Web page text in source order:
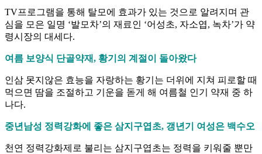
TV프로그램을 통해 탈모에 효과가 있는 것으로 알려지며 관
심을 모은 일명 ‘발모차’의 재료인 ‘어성초, 자소엽, 녹차’가 약
령시장의 대세다.
여름 보양식 단골약재, 황기의 계절이 돌아왔다
인삼 못지않은 효능을 자랑하는 황기는 더위에 지쳐 피로할 때
먹으면 땀을 조절하고 기운을 돋게 해 여름철 인기 약재 중 하
나다.
중년남성 정력강화에 좋은 삼지구엽초, 갱년기 여성은 백수오
천연 정력강화제로 불리는 삼지구엽초는 정력을 키워줄 뿐만